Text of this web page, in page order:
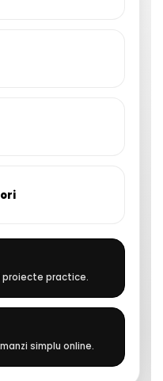
proiecte practice.
simplu online.